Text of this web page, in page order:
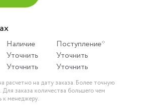
Наличие
Поступление*
Уточнить
Уточнить
Уточнить Уточнить
расчетно на дату заказа. Более точную
заказа количества большего чем
к менеджеру.